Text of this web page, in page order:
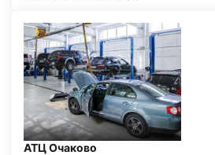
АТЦ Очаково